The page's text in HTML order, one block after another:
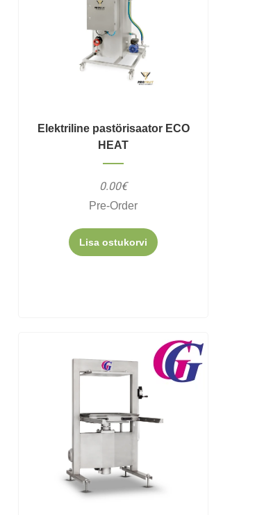
Elektriline pastörisaator ECO
HEAT
0.00€
Pre-Order
Lisa ostukorvi